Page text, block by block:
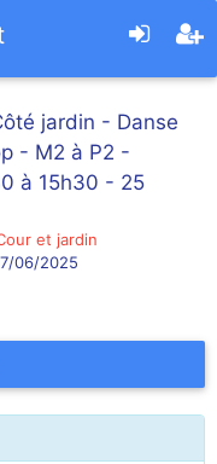
jardin - Danse
- M2 à P2 -
à 15h30 - 25
et jardin
06/2025